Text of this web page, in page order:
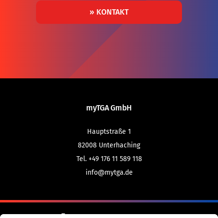
» KONTAKT
myTGA GmbH
Hauptstraße 1
82008 Unterhaching
Tel. +49 176 11 589 118
info@mytga.de